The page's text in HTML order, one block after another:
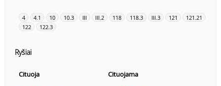
4 4.1 10 10.3 III III.2 118 118.3 III.3 121
121.21
122
122.3
Ryšiai
Cituoja
Cituojama